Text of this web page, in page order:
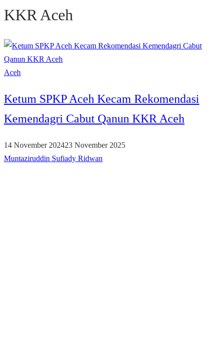
KKR Aceh
Aceh
Ketum SPKP Aceh Kecam Rekomendasi
Kemendagri Cabut Qanun KKR Aceh
14 November 202423 November 2025
Muntaziruddin Sufiady Ridwan